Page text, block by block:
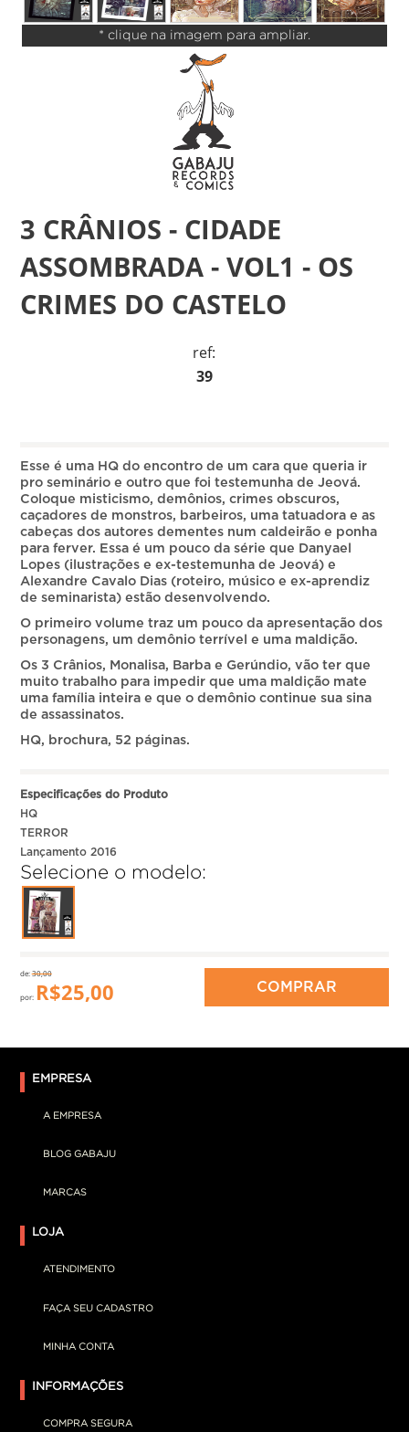
* clique na imagem para ampliar.
3 CRÂNIOS - CIDADE
ASSOMBRADA - VOL1 - OS
CRIMES DO CASTELO
ref:
39
Esse é uma HQ do encontro de um cara que queria ir
pro seminário e outro que foi testemunha de Jeová.
Coloque misticismo, demônios, crimes obscuros,
caçadores de monstros, barbeiros, uma tatuadora e as
cabeças dos autores dementes num caldeirão e ponha
para ferver. Essa é um pouco da série que Danyael
Lopes (ilustrações e ex-testemunha de Jeová) e
Alexandre Cavalo Dias (roteiro, músico e ex-aprendiz
de seminarista) estão desenvolvendo.
O primeiro volume traz um pouco da apresentação dos
personagens, um demônio terrível e uma maldição.
Os 3 Crânios, Monalisa, Barba e Gerúndio, vão ter que
muito trabalho para impedir que uma maldição mate
uma família inteira e que o demônio continue sua sina
de assassinatos.
HQ, brochura, 52 páginas.
Especificações do Produto
HQ
TERROR
Lançamento 2016
Selecione o modelo:
de:30,00
por: R$25,00 COMPRAR
EMPRESA
A EMPRESA
BLOG GABAJU
MARCAS
LOJA
ATENDIMENTO
FAÇA SEU CADASTRO
MINHA CONTA
INFORMAÇÕES
COMPRA SEGURA